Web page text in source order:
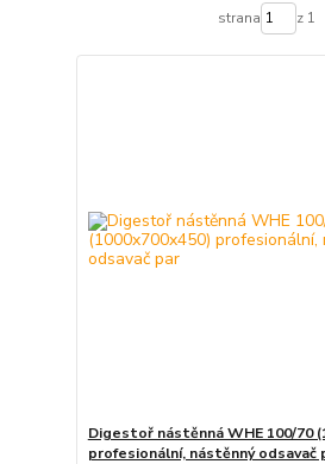
strana z 1
Digestoř nástěnná WHE 100/70
profesionální, nástěnný odsavač